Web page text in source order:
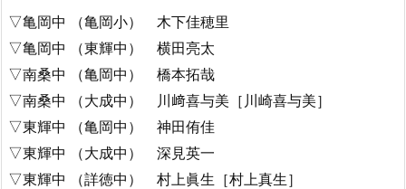
▽亀岡中 （亀岡小） 木下佳穂里
▽亀岡中 （東輝中） 横田亮太
▽南桑中 （亀岡中） 橋本拓哉
▽南桑中 （大成中） 川﨑喜与美［川崎喜与美］
▽東輝中 （亀岡中） 神田侑佳
▽東輝中 （大成中） 深見英一
▽東輝中 （詳徳中） 村上眞生［村上真生］